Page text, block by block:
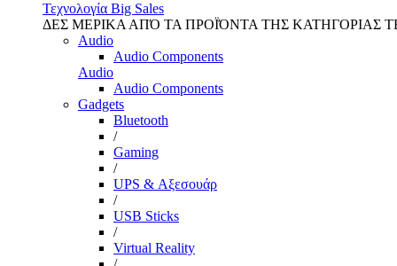
Τεχνολογία Big Sales
ΔΕΣ ΜΕΡΙΚΑ ΑΠΌ ΤΑ ΠΡΟΪΌΝΤΑ ΤΗΣ ΚΑΤΗΓΟΡΙΑΣ
Audio
Audio Components
Audio
Audio Components
Gadgets
Bluetooth
/
Gaming
/
UPS & Αξεσουάρ
/
USB Sticks
/
Virtual Reality